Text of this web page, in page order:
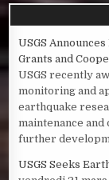
USGS
Grants and
USGS recently
monitoring and
earthquake
maintenance
further
USGS Seeks